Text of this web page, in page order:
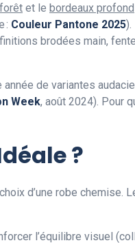
et le bordeaux profond
: Couleur Pantone 2025).
brodées main,
de variantes
Week, août 2024). Pour
?
d’une robe chemise.
l’équilibre visuel